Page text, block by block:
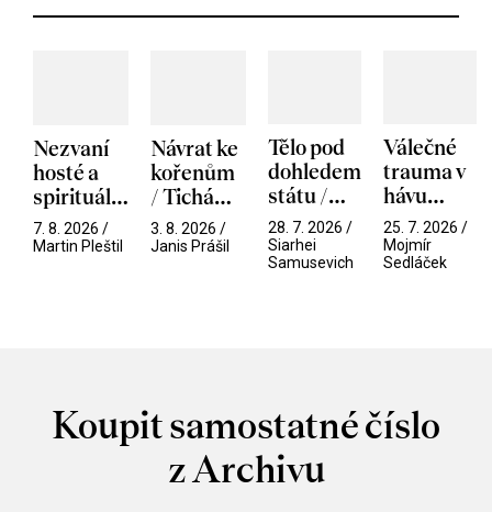
Nezvaní
hosté a
spirituální
narušitelé
z vesmíru
7. 8. 2026 /
Martin Pleštil
Návrat ke
kořenům
/ Tichá
přítelkyně
3. 8. 2026 /
Janis Prášil
Tělo pod
dohledem
státu /
Pramen
28. 7. 2026 /
Siarhei
Samusevich
Válečné
trauma v
hávu
spektáklu
/ Odyssea
25. 7. 2026 /
Mojmír
Sedláček
Koupit samostatné číslo
z Archivu